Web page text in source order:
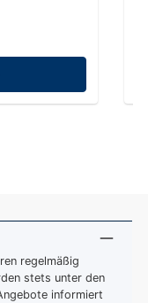
regelmäßig
stets unter den
informiert